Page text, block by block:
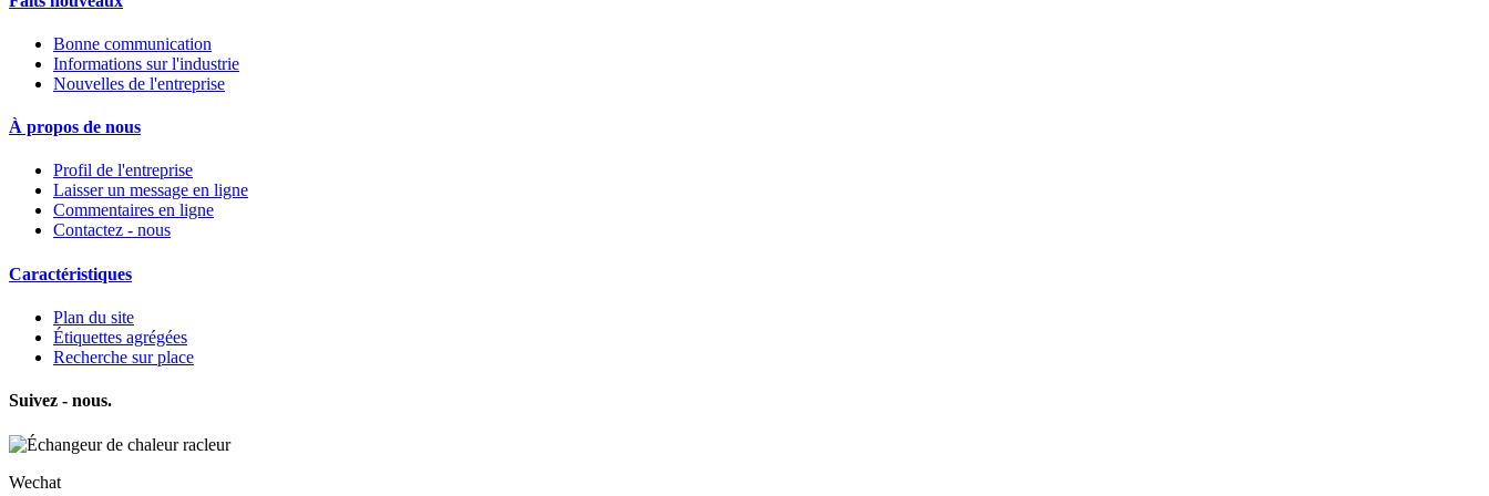
Bonne communication
Informations sur l'industrie
Nouvelles de l'entreprise
À propos de nous
Profil de l'entreprise
Laisser un message en ligne
Commentaires en ligne
Contactez - nous
Caractéristiques
Plan du site
Étiquettes agrégées
Recherche sur place
Suivez - nous.
Wechat